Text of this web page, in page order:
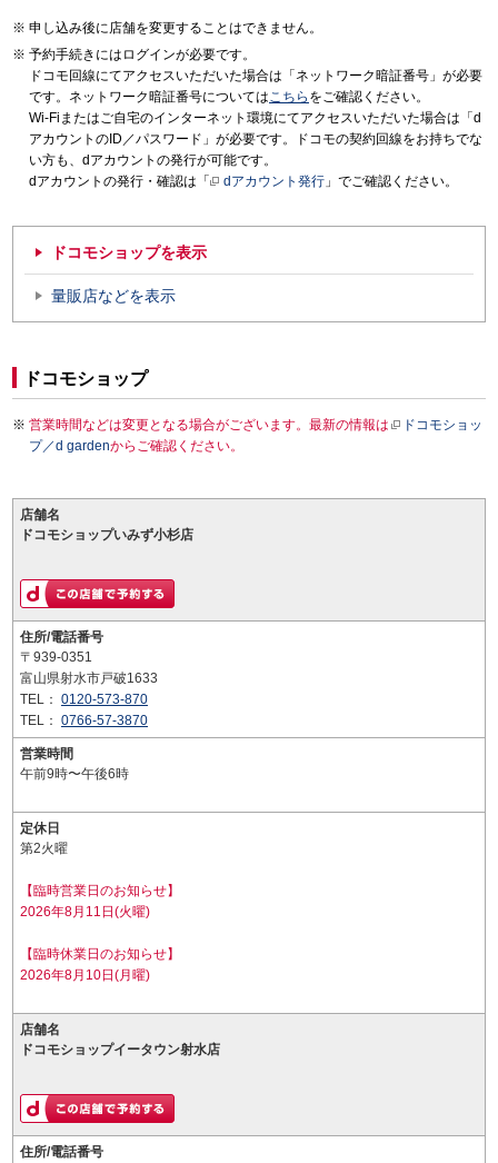
申し込み後に店舗を変更することはできません。
予約手続きにはログインが必要です。
ドコモ回線にてアクセスいただいた場合は「ネットワーク暗証番号」が必要
です。ネットワーク暗証番号についてはこちら をご確認ください。
Wi-Fiまたはご自宅のインターネット環境にてアクセスいただいた場合は「d
アカウントのID／パスワード」が必要です。ドコモの契約回線をお持ちでな
い方も、dアカウントの発行が可能です。
dアカウントの発行・確認は「
dアカウント発行 」でご確認ください。
ドコモショップを表示
量販店などを表示
ドコモショップ
営業時間などは変更となる場合がございます。最新の情報は
ドコモショッ
プ／d gardenからご確認ください。
店舗名
ドコモショップいみず小杉店
住所/電話番号
〒939-0351
富山県射水市戸破1633
TEL： 0120-573-870
TEL： 0766-57-3870
営業時間
午前9時〜午後6時
定休日
第2火曜
【臨時営業日のお知らせ】
2026年8月11日(火曜)
【臨時休業日のお知らせ】
2026年8月10日(月曜)
店舗名
ドコモショップイータウン射水店
住所/電話番号